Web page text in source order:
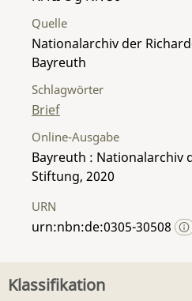
Quelle
Nationalarchiv der
Bayreuth
Schlagwörter
Brief
Online-Ausgabe
Bayreuth : Nationalarchiv
Stiftung, 2020
URN
urn:nbn:de:0305-30508
Klassifikation